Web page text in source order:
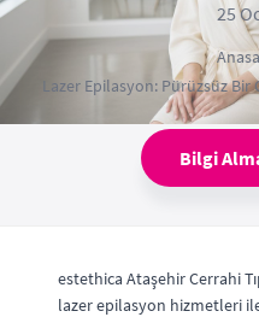
25
Lazer Epilasyon: Pürüzsüz
Bilgi
estethica Ataşehir Cerrahi
lazer epilasyon hizmetleri